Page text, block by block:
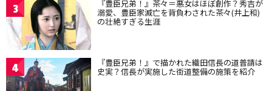
3 『豊臣兄弟！』茶々＝悪女はほぼ創作？秀吉が
溺愛、豊臣家滅亡を背負わされた茶々(井上和)
の壮絶すぎる生涯
4 『豊臣兄弟！』で描かれた織田信長の道普請は
史実？信長が実施した街道整備の施策を紹介